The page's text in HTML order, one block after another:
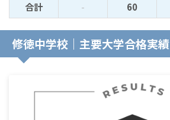
合計
- 60
修徳中学校｜主要大学合格実績